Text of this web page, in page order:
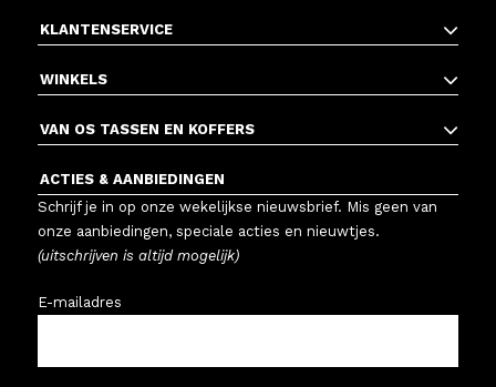
KLANTENSERVICE
WINKELS
VAN OS TASSEN EN KOFFERS
ACTIES & AANBIEDINGEN
Schrijf je in op onze wekelijkse nieuwsbrief. Mis geen van
onze aanbiedingen, speciale acties en nieuwtjes.
(uitschrijven is altijd mogelijk)
E-mailadres